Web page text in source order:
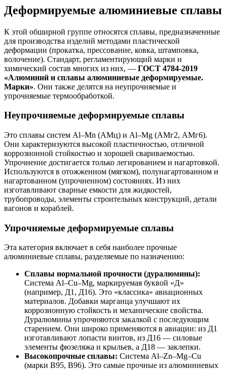
Деформируемые алюминиевые сплавы
К этой обширной группе относятся сплавы, предназначенные
для производства изделий методами пластической
деформации (прокатка, прессование, ковка, штамповка,
волочение). Стандарт, регламентирующий марки и
химический состав многих из них, — ГОСТ 4784-2019
«Алюминий и сплавы алюминиевые деформируемые.
Марки». Они также делятся на неупрочняемые и
упрочняемые термообработкой.
Неупрочняемые деформируемые сплавы
Это сплавы систем Al–Mn (АМц) и Al–Mg (АМг2, АМг6).
Они характеризуются высокой пластичностью, отличной
коррозионной стойкостью и хорошей свариваемостью.
Упрочнение достигается только легированием и нагартовкой.
Используются в отожженном (мягком), полунагартованном и
нагартованном (упрочненном) состояниях. Из них
изготавливают сварные емкости для жидкостей,
трубопроводы, элементы строительных конструкций, детали
вагонов и кораблей.
Упрочняемые деформируемые сплавы
Эта категория включает в себя наиболее прочные
алюминиевые сплавы, разделяемые по назначению:
Сплавы нормальной прочности (дуралюмины):
Система Al–Cu–Mg, маркируемая буквой «Д»
(например, Д1, Д16). Это «классика» авиационных
материалов. Добавки марганца улучшают их
коррозионную стойкость и механические свойства.
Дуралюмины упрочняются закалкой с последующим
старением. Они широко применяются в авиации: из Д1
изготавливают лопасти винтов, из Д16 — силовые
элементы фюзеляжа и крыльев, а Д18 — заклепки.
Высокопрочные сплавы: Система Al–Zn–Mg–Cu
(марки В95, В96). Это самые прочные из алюминиевых